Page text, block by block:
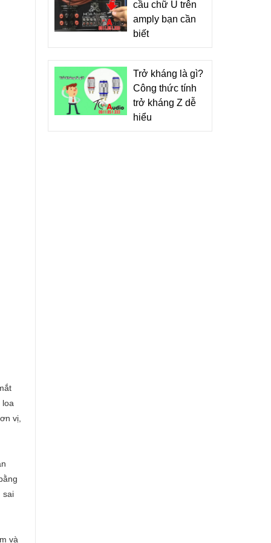
loa
vị,
sai
và
cầu chữ U trên
amply bạn cần
biết
Trở kháng là gì?
Công thức tính
trở kháng Z dễ
hiểu